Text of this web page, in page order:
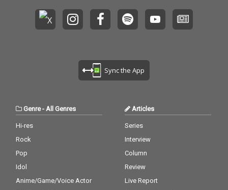
Sync the App
Genre-All Genres
Hi-res
Rock
Pop
Idol
Anime/Game/Voice Actor
Articles
Series
Interview
Column
Review
Live Report